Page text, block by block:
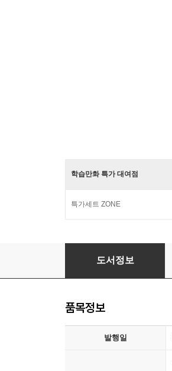
학습만화 특가 대여점
특가세트 ZONE
뚝딱! 미니논술
도서정보
품목정보
발행일